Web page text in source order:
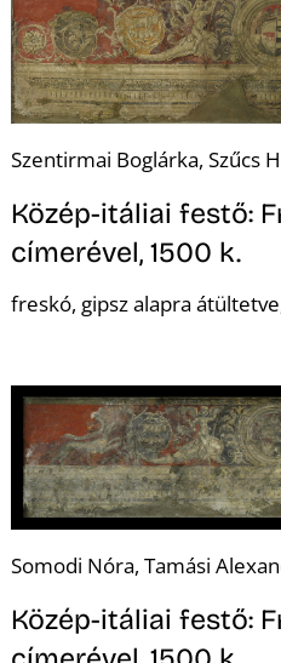
Szentirmai Boglárka, Szűcs
Közép-itáliai festő:
címerével, 1500 k.
freskó, gipsz alapra
Somodi Nóra, Tamási
Közép-itáliai festő: